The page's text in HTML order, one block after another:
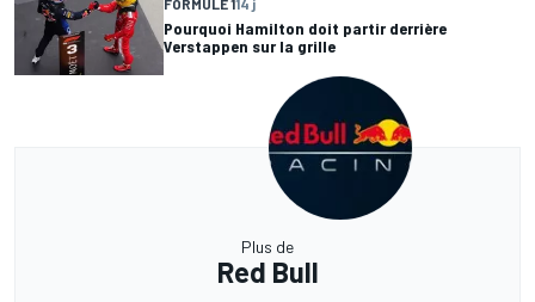
FORMULE 114 j
Pourquoi Hamilton doit partir derrière
Verstappen sur la grille
Plus de
Red Bull